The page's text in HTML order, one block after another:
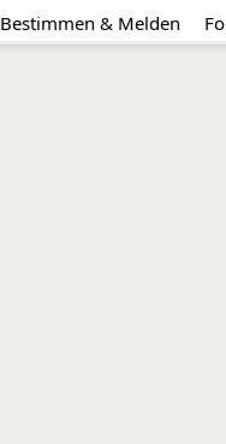
Bestimmen & Melden